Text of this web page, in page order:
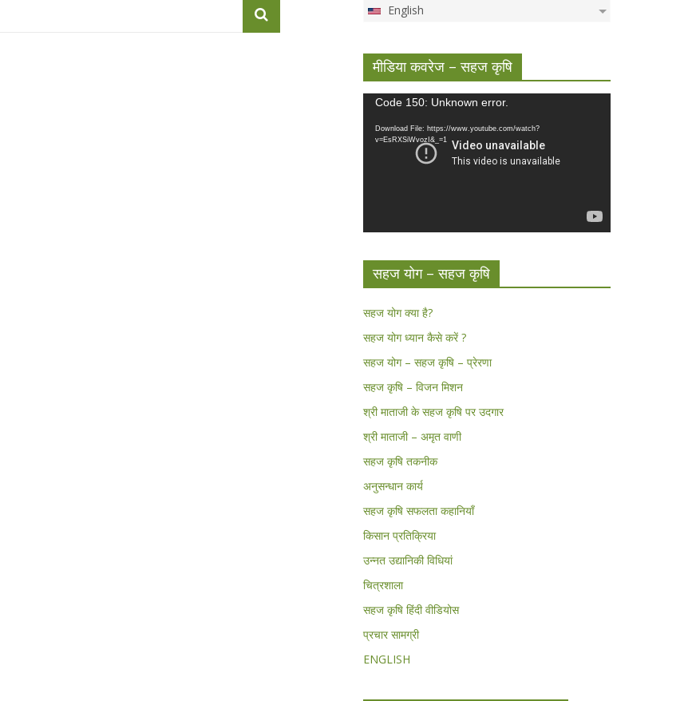
English
मीडिया कवरेज – सहज कृषि
Video
Code 150: Unknown error.
Download File: https://www.youtube.com/watch?
v=EsRXSiWvozI&_=1
सहज योग – सहज कृषि
सहज योग क्या है?
सहज योग ध्यान कैसे करें ?
सहज योग – सहज कृषि – प्रेरणा
सहज कृषि – विजन मिशन
श्री माताजी के सहज कृषि पर उदगार
श्री माताजी – अमृत वाणी
सहज कृषि तकनीक
अनुसन्धान कार्य
सहज कृषि सफलता कहानियाँ
किसान प्रतिक्रिया
उन्नत उद्यानिकी विधियां
चित्रशाला
सहज कृषि हिंदी वीडियोस
प्रचार सामग्री
ENGLISH